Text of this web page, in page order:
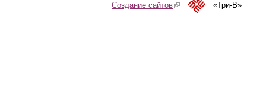
Создание сайтов(link is external)«Три-В»